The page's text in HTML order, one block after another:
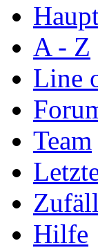
A - Z
Line
Team
Hilfe